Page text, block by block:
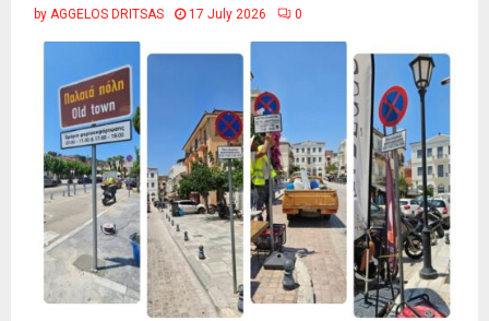
by AGGELOS DRITSAS 17 July 2026 0